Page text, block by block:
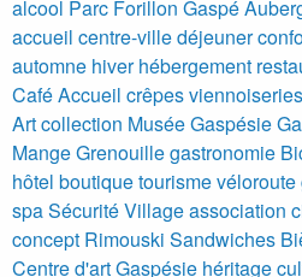
alcool Parc Forillon Gaspé
accueil centre-ville déjeuner
automne hiver hébergement
Café Accueil crêpes
Art collection Musée Gaspésie
Mange Grenouille gastronomie
hôtel boutique tourisme
spaSécurité Village association
concept Rimouski Sandwiches
Centre d'art Gaspésie héritage